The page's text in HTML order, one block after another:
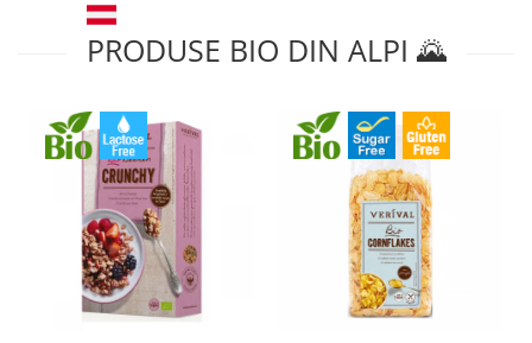
PRODUSE BIO DIN ALPI 🌄